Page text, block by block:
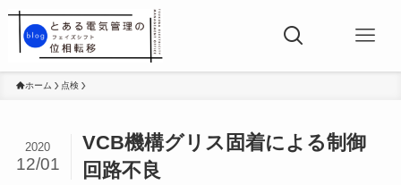
ホーム 点検
VCB機構グリス固着による制御
回路不良
2020
12/01